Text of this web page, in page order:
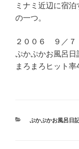
ミナミ近辺に宿
の一つ。
２００６ ９／７
ぷかぷかお風呂日
まろまろヒット率
カ
ぷかぷかお風呂日